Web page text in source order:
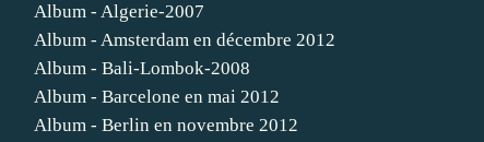
Album - Algerie-2007
Album - Amsterdam en décembre 2012
Album - Bali-Lombok-2008
Album - Barcelone en mai 2012
Album - Berlin en novembre 2012